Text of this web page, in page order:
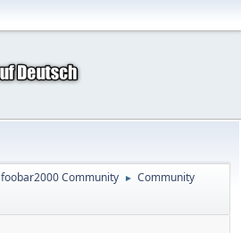
foobar2000 Community ► Community